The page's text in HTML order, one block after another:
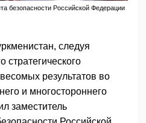
безопасности Российской Федерации
следуя
стратегического
результатов во
и многостороннего
заместитель